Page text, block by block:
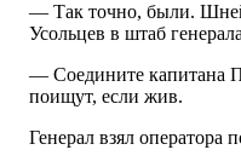
— Так точно, были.
Усольцев в штаб
— Соедините капитана
поищут, если жив.
Генерал взял оператора